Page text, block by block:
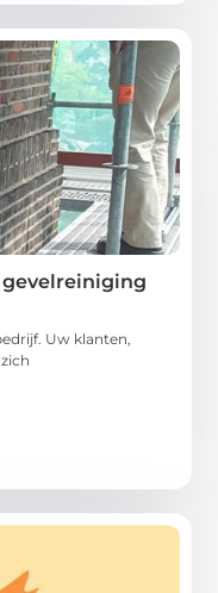
gevelreiniging
Uw klanten,